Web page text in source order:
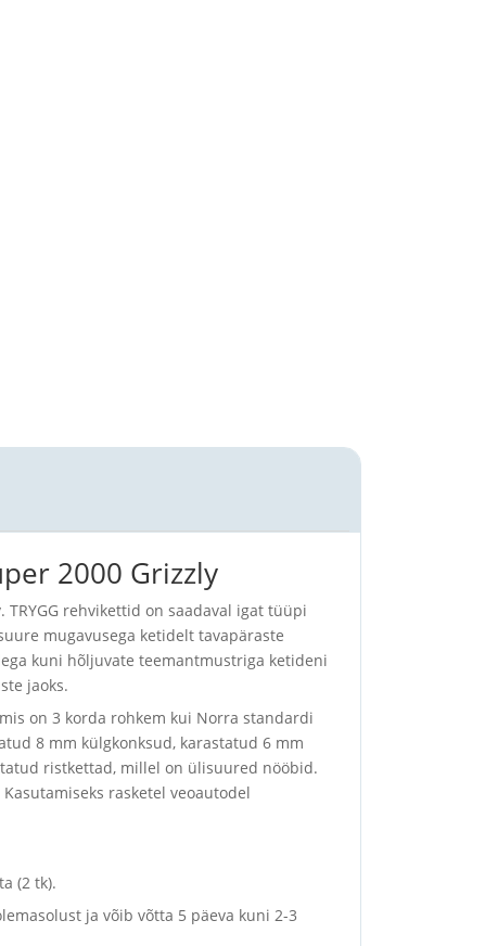
2000 Grizzly
TRYGG rehvikettid on saadaval igat tüüpi
mugavusega ketidelt tavapäraste
kuni hõljuvate teemantmustriga ketideni
jaoks.
on 3 korda rohkem kui Norra standardi
8 mm külgkonksud, karastatud 6 mm
ristkettad, millel on ülisuured nööbid.
rasketel veoautodel
(2 tk).
ja võib võtta 5 päeva kuni 2-3